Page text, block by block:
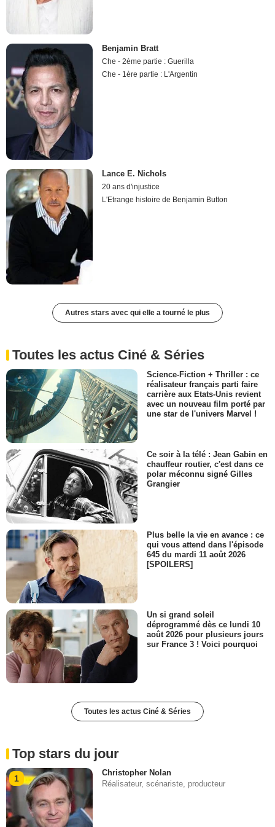
Benjamin Bratt
Che - 2ème partie : Guerilla
Che - 1ère partie : L'Argentin
Lance E. Nichols
20 ans d'injustice
L'Etrange histoire de Benjamin Button
Autres stars avec qui elle a tourné le plus
Toutes les actus Ciné & Séries
Science-Fiction + Thriller : ce
réalisateur français parti faire
carrière aux Etats-Unis revient
avec un nouveau film porté par
une star de l'univers Marvel !
Ce soir à la télé : Jean Gabin en
chauffeur routier, c'est dans ce
polar méconnu signé Gilles
Grangier
Plus belle la vie en avance : ce
qui vous attend dans l'épisode
645 du mardi 11 août 2026
[SPOILERS]
Un si grand soleil
déprogrammé dès ce lundi 10
août 2026 pour plusieurs jours
sur France 3 ! Voici pourquoi
Toutes les actus Ciné & Séries
Top stars du jour
1
Christopher Nolan
Réalisateur, scénariste, producteur